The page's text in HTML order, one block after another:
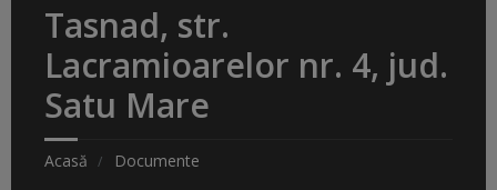
Tasnad, str.
Lacramioarelor nr. 4, jud.
Satu Mare
Acasă Documente